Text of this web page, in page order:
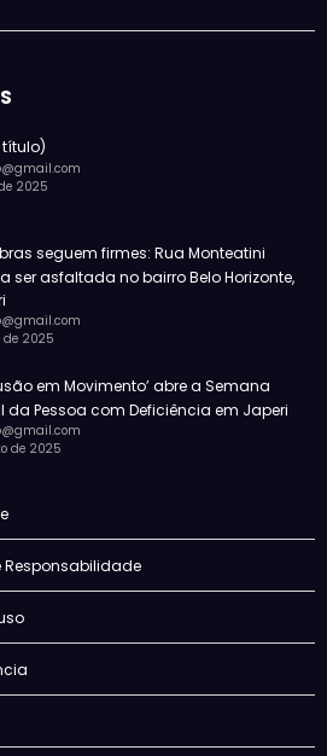
2025
seguem firmes: Rua Monteatini
ser asfaltada no bairro Belo Horizonte,
de 2025
em Movimento’ abre a Semana
da Pessoa com Deficiência em Japeri
de 2025
Responsabilidade